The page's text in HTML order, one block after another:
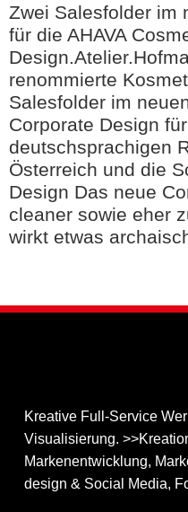
Zwei Salesfolder im
für die AHAVA
renommierte
Salesfolder im
Corporate Design
deutschsprachigen
Österreich und die
Design Das neue
cleaner sowie eher
wirkt etwas
Kreative Full-Service
Visualisierung.
Markenentwicklung,
design & Social Media,